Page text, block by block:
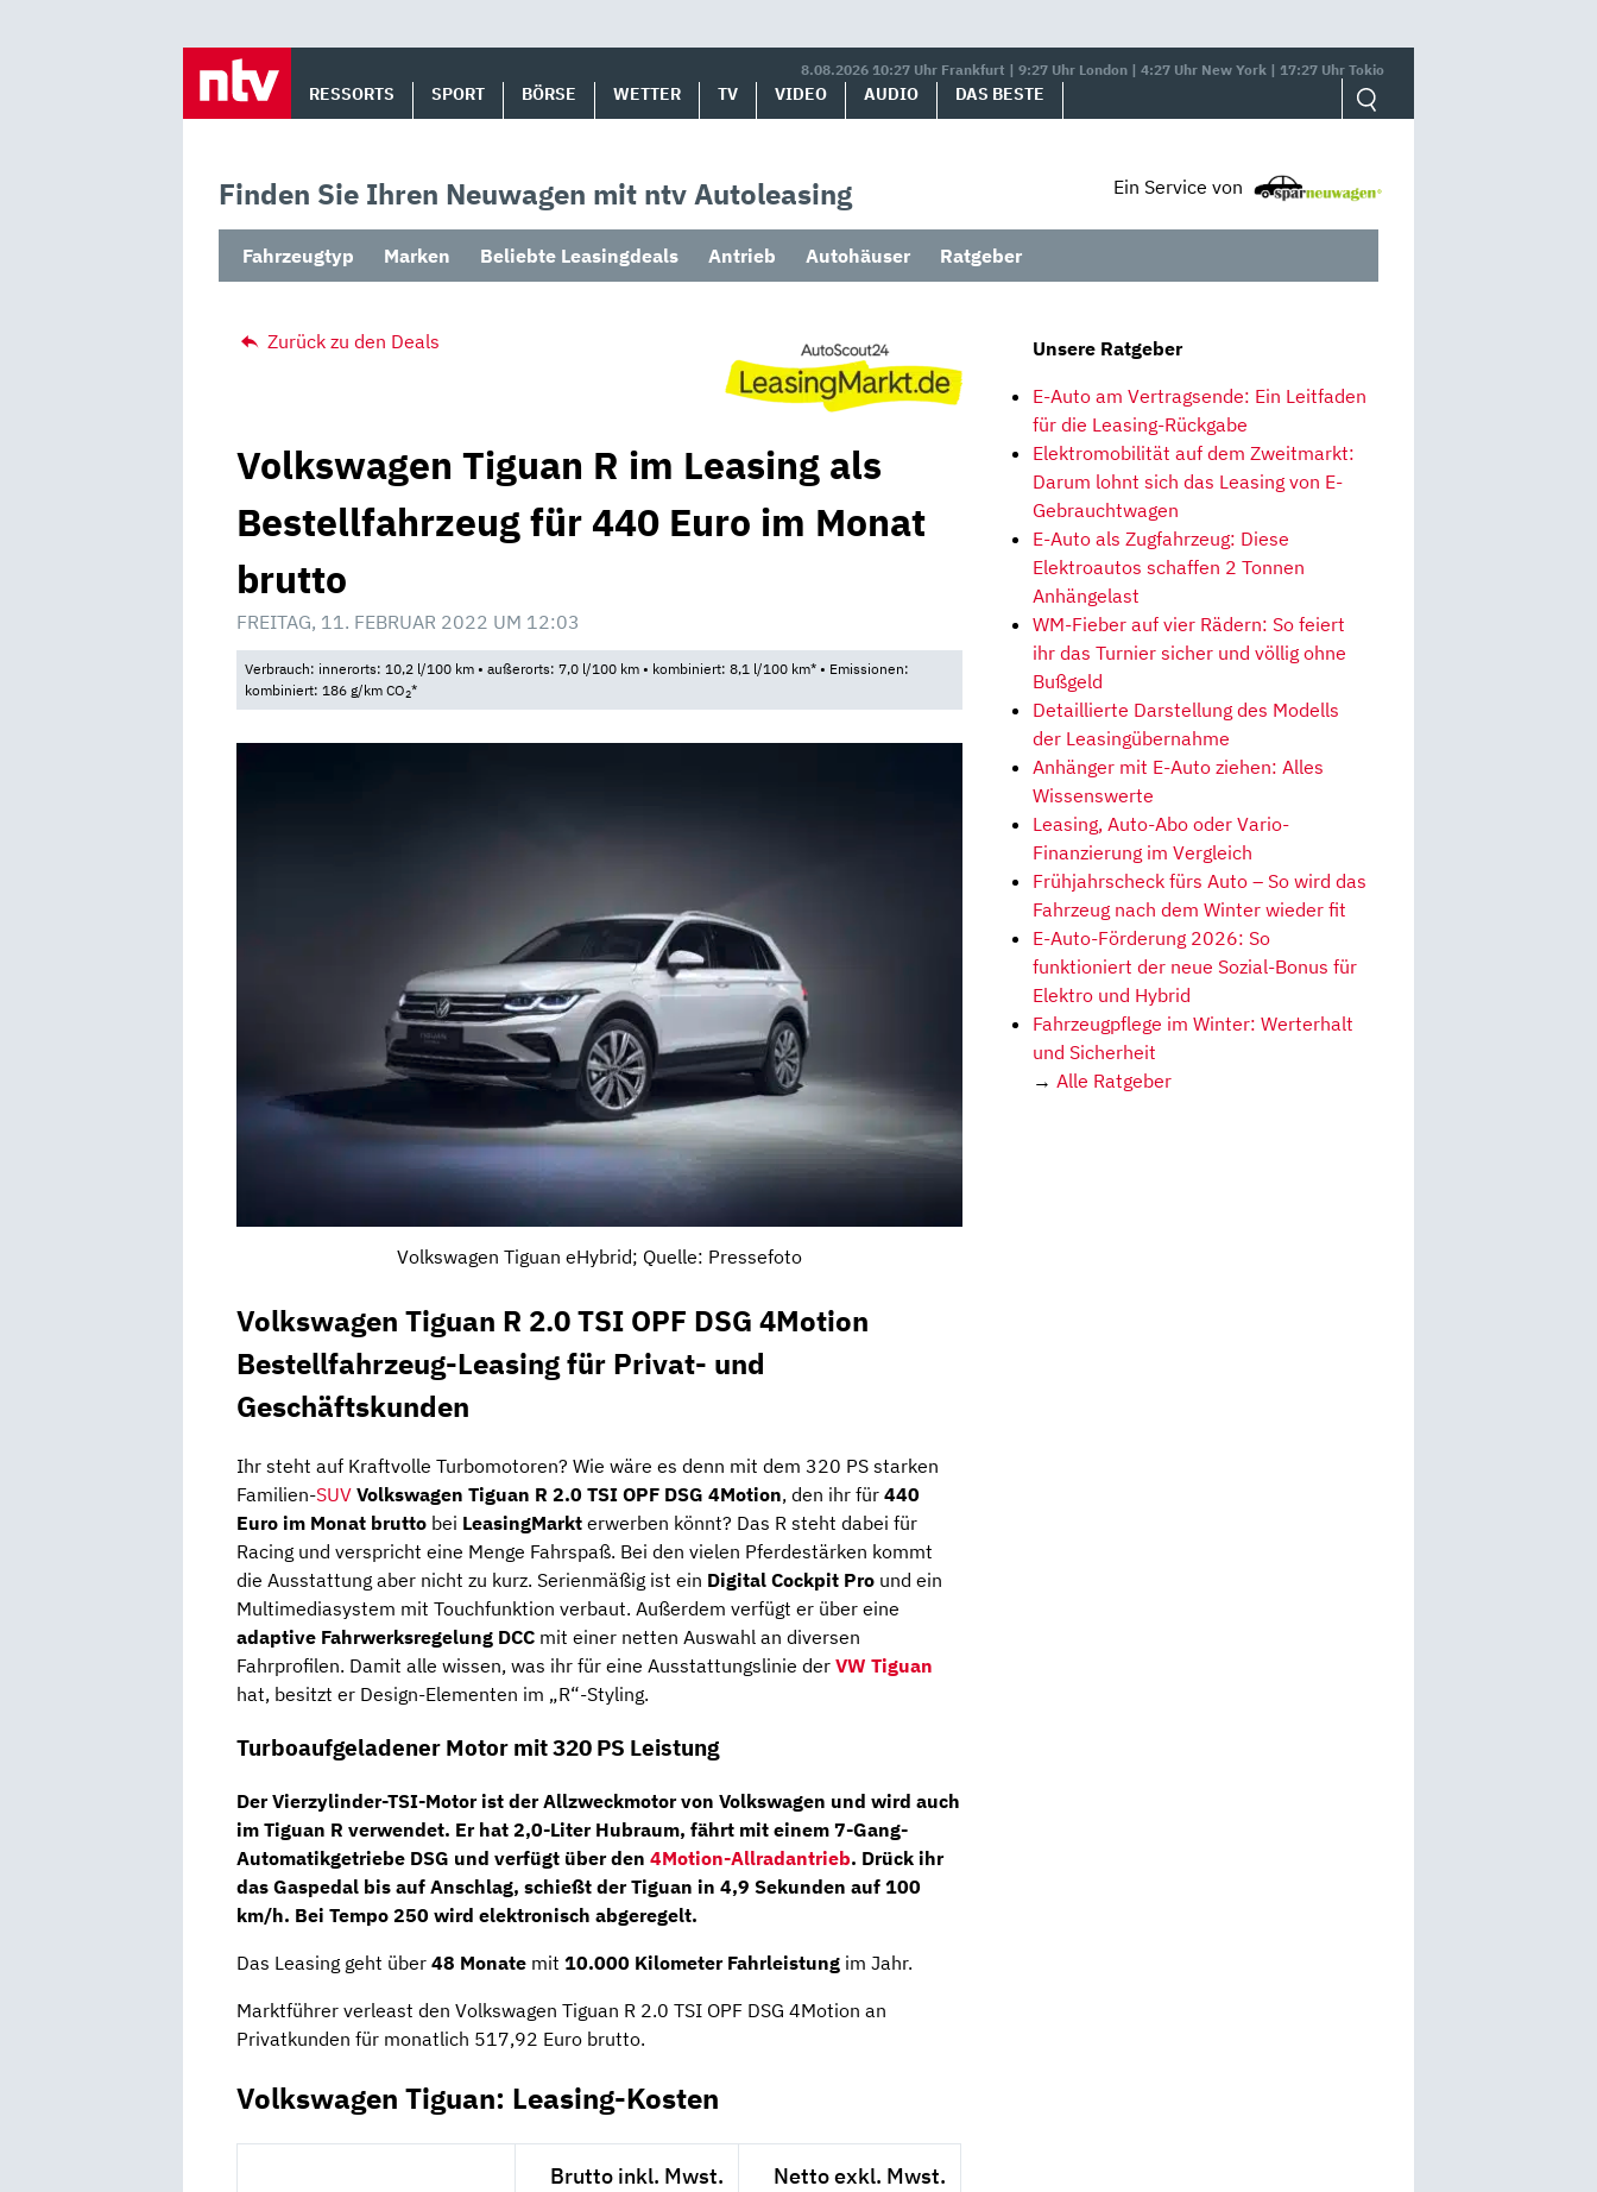
8.08.2026 10:27 Uhr Frankfurt | 9:27 Uhr London | 4:27 Uhr New York | 17:27 Uhr Tokio
RESSORTS SPORT BÖRSE WETTER TV VIDEO AUDIO DAS BESTE
Finden Sie Ihren Neuwagen mit ntv Autoleasing Ein Service von
Fahrzeugtyp Marken Beliebte Leasingdeals Antrieb Autohäuser Ratgeber
Zurück zu den Deals
Volkswagen Tiguan R im Leasing als
Bestellfahrzeug für 440 Euro im Monat
brutto
FREITAG, 11. FEBRUAR 2022 UM 12:03
Verbrauch: innerorts: 10,2 l/100 km • außerorts: 7,0 l/100 km • kombiniert: 8,1 l/100 km* • Emissionen:
kombiniert: 186 g/km CO2*
Volkswagen Tiguan eHybrid; Quelle: Pressefoto
Volkswagen Tiguan R 2.0 TSI OPF DSG 4Motion
Bestellfahrzeug-Leasing für Privat- und
Geschäftskunden
Ihr steht auf Kraftvolle Turbomotoren? Wie wäre es denn mit dem 320 PS starken
Familien-SUV Volkswagen Tiguan R 2.0 TSI OPF DSG 4Motion, den ihr für 440
Euro im Monat brutto bei LeasingMarkt erwerben könnt? Das R steht dabei für
Racing und verspricht eine Menge Fahrspaß. Bei den vielen Pferdestärken kommt
die Ausstattung aber nicht zu kurz. Serienmäßig ist ein Digital Cockpit Pro und ein
Multimediasystem mit Touchfunktion verbaut. Außerdem verfügt er über eine
adaptive Fahrwerksregelung DCC mit einer netten Auswahl an diversen
Fahrprofilen. Damit alle wissen, was ihr für eine Ausstattungslinie der VW Tiguan
hat, besitzt er Design-Elementen im „R“-Styling.
Turboaufgeladener Motor mit 320 PS Leistung
DerVierzylinder-TSI-Motorist der Allzweckmotor von Volkswagen und wird auch
im Tiguan R verwendet. Er hat 2,0-Liter Hubraum, fährt mit einem 7-Gang-
Automatikgetriebe DSG und verfügt über den 4Motion-Allradantrieb. Drück ihr
das Gaspedal bis auf Anschlag, schießt der Tiguan in 4,9 Sekunden auf 100
km/h. Bei Tempo 250 wird elektronisch abgeregelt.
Das Leasing geht über 48 Monate mit 10.000 Kilometer Fahrleistung im Jahr.
Marktführer verleast den Volkswagen Tiguan R 2.0 TSI OPF DSG 4Motion an
Privatkunden für monatlich 517,92 Euro brutto.
Volkswagen Tiguan: Leasing-Kosten
Brutto inkl. Mwst. Netto exkl. Mwst.
Unsere Ratgeber
E-Auto am Vertragsende: Ein Leitfaden
für die Leasing-Rückgabe
Elektromobilität auf dem Zweitmarkt:
Darum lohnt sich das Leasing von E-
Gebrauchtwagen
E-Auto als Zugfahrzeug: Diese
Elektroautos schaffen 2 Tonnen
Anhängelast
WM-Fieber auf vier Rädern: So feiert
ihr das Turnier sicher und völlig ohne
Bußgeld
Detaillierte Darstellung des Modells
der Leasingübernahme
Anhänger mit E-Auto ziehen: Alles
Wissenswerte
Leasing, Auto-Abo oder Vario-
Finanzierung im Vergleich
Frühjahrscheck fürs Auto – So wird das
Fahrzeug nach dem Winter wieder fit
E-Auto-Förderung 2026: So
funktioniert der neue Sozial-Bonus für
Elektro und Hybrid
Fahrzeugpflege im Winter: Werterhalt
und Sicherheit
→ Alle Ratgeber